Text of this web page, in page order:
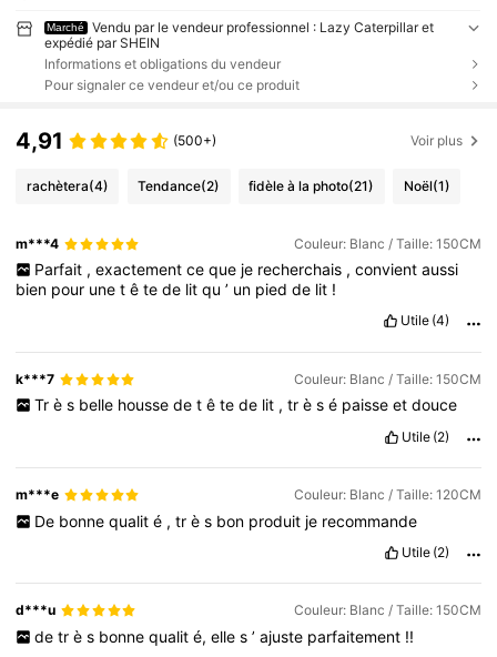
Marché
Vendu par le vendeur professionnel : Lazy Caterpillar et
expédié par SHEIN
Informations et obligations du vendeur
Pour signaler ce vendeur et/ou ce produit
4,91 (500+) Voir plus
rachètera(4) Tendance(2) fidèle à la photo(21) Noël(1)
m***4 Couleur: Blanc / Taille: 150CM
Parfait , exactement ce que je recherchais , convient aussi
bien pour unetêtede litqu’ un piedde lit !
Utile (4)
k***7 Couleur: Blanc / Taille: 150CM
Tr è s belle housse de t ê te de lit , tr è s é paisse et douce
Utile (2)
m***e Couleur: Blanc / Taille: 120CM
De bonne qualit é , tr è s bon produit je recommande
Utile (2)
d***u Couleur: Blanc / Taille: 150CM
de tr è s bonne qualit é, elle s ’ ajuste parfaitement !!